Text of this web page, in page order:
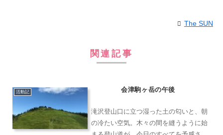
The SUN
関連記事
活動記 会津駒ヶ岳の午後
滝沢登山口に立つ湿った土の匂いと、朝
の冷たい空気。木々の間を縫うように始